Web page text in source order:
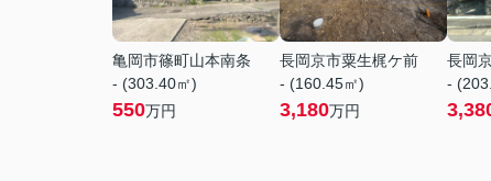
亀岡市篠町山本南条
- (303.40㎡)
550万円
長岡京市粟生梶ケ前
- (160.45㎡)
3,180万円
長岡
-